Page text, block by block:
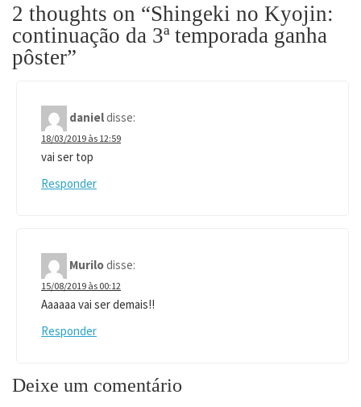
2 thoughts on “Shingeki no Kyojin:
continuação da 3ª temporada ganha
pôster”
danieldisse:
18/03/2019 às 12:59
vai ser top
Responder
Murilodisse:
15/08/2019 às 00:12
Aaaaaa vai ser demais!!
Responder
Deixe um comentário